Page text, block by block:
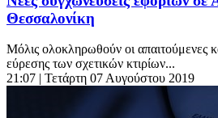
Θεσσαλονίκη
Μόλις ολοκληρωθούν οι απαιτούμενες
εύρεσης των σχετικών κτιρίων...
21:07 | Τετάρτη 07 Αυγούστου 2019